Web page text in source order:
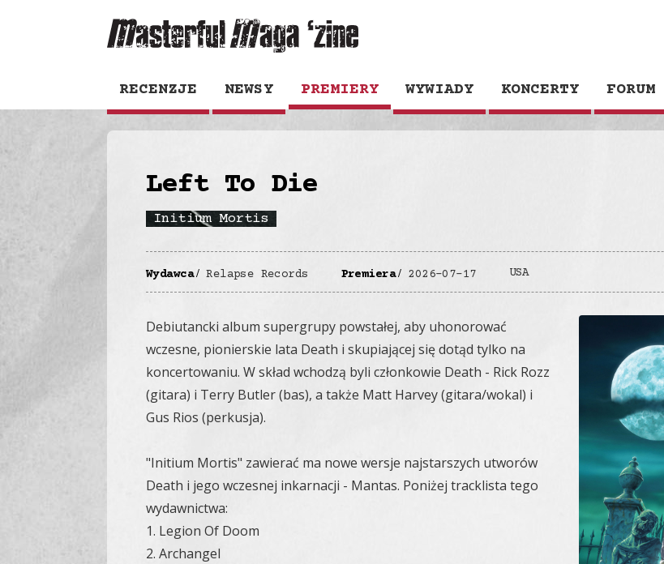
RECENZJE NEWSY PREMIERY WYWIADY KONCERTY FORUM
Left To Die
Initium Mortis
Wydawca Relapse Records Premiera 2026-07-17 USA
Debiutancki album supergrupy powstałej, aby uhonorować
wczesne, pionierskie lata Death i skupiającej się dotąd tylko na
koncertowaniu. W skład wchodzą byli członkowie Death - Rick Rozz
(gitara) i Terry Butler (bas), a także Matt Harvey (gitara/wokal) i
Gus Rios (perkusja).
"Initium Mortis" zawierać ma nowe wersje najstarszych utworów
Death i jego wczesnej inkarnacji - Mantas. Poniżej tracklista tego
wydawnictwa:
1. Legion Of Doom
2. Archangel